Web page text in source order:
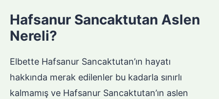
Hafsanur Sancaktutan Aslen
Nereli?
Elbette Hafsanur Sancaktutan’ın hayatı
hakkında merak edilenler bu kadarla sınırlı
kalmamış ve Hafsanur Sancaktutan’ın aslen